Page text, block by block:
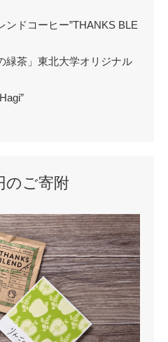
ンドコーヒー”THANKS BLE
緑茶」東北大学オリジナル
のご寄附